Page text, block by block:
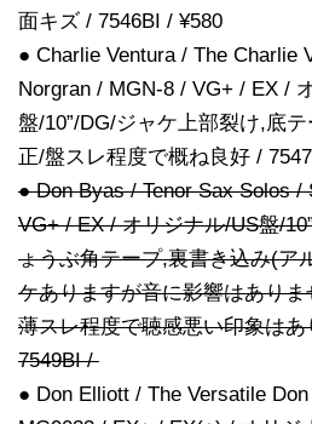
面キズ / 7546BI / ¥580
● Charlie Ventura / The Charlie
Norgran / MGN-8 / VG+ / EX /
盤/10”/DG/ジャケ上部裂け,底
正/盤スレ程度で概ね良好 /
● Don Byas / Tenor Sax Solos /
VG+ / EX / オリジナル/US盤/
ょうぶ角テープ,裏書き込み(ア
ケありますが音に影響はあり
薄スレ程度で聴感悪い印象は
7549BI /
● Don Elliott / The Versatile